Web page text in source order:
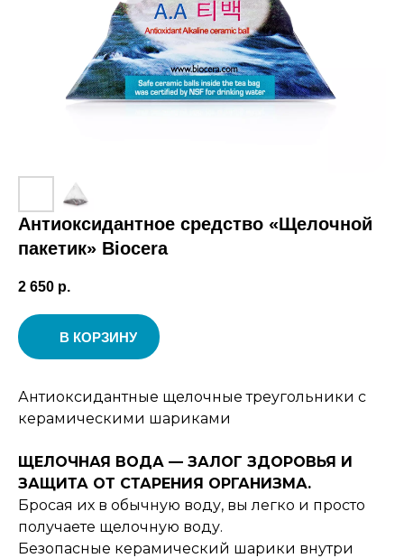
Антиоксидантное средство «Щелочной
пакетик» Biocera
2 650 р.
В КОРЗИНУ
Антиоксидантные щелочные треугольники с
керамическими шариками
ЩЕЛОЧНАЯ ВОДА — ЗАЛОГ ЗДОРОВЬЯ И
ЗАЩИТА ОТ СТАРЕНИЯ ОРГАНИЗМА.
Бросая их в обычную воду, вы легко и просто
получаете щелочную воду.
Безопасные керамический шарики внутри